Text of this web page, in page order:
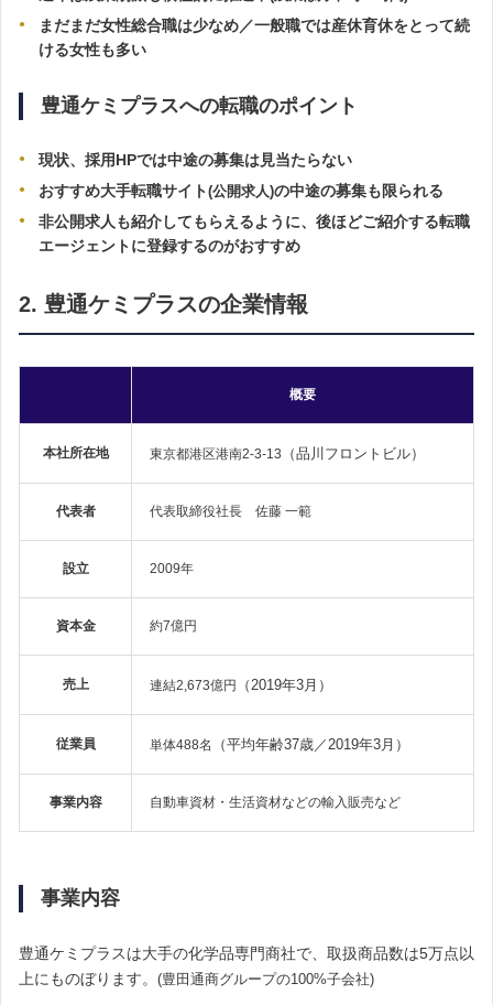
まだまだ女性総合職は少なめ／一般職では産休育休をとって続
ける女性も多い
豊通ケミプラスへの転職のポイント
現状、採用HPでは中途の募集は見当たらない
おすすめ大手転職サイト(公開求人)の中途の募集も限られる
非公開求人も紹介してもらえるように、後ほどご紹介する転職
エージェントに登録するのがおすすめ
2. 豊通ケミプラスの企業情報
概要
本社所在地 東京都港区港南2-3-13 （品川フロントビル）
代表者 代表取締役社長 佐藤 一範
設立 2009年
資本金 約7億円
売上 連結2,673億円 （2019年3月）
従業員 単体488名 （平均年齢37歳／2019年3月）
事業内容 自動車資材・生活資材などの輸入販売など
事業内容
豊通ケミプラスは大手の化学品専門商社で、取扱商品数は5万点以
上にものぼります。 (豊田通商グループの100%子会社)